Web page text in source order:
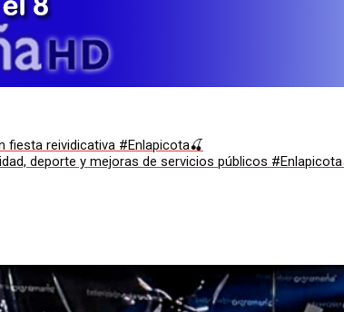
fiesta reividicativa #Enlapicota🍒
deporte y mejoras de servicios públicos